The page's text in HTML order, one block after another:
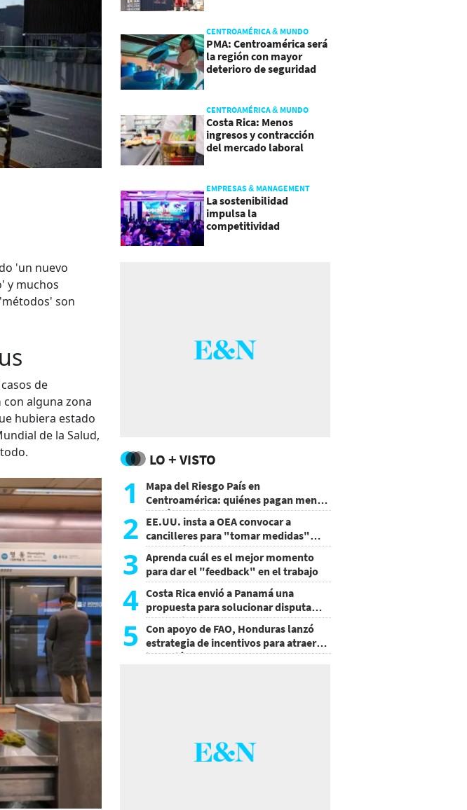
'un nuevo
y muchos
son
de
con alguna zona
hubiera estado
de la Salud,
CENTROAMÉRICA & MUNDO
PMA: Centroamérica será
la región con mayor
deterioro de seguridad
CENTROAMÉRICA & MUNDO
Costa Rica: Menos
ingresos y contracción
del mercado laboral
EMPRESAS & MANAGEMENT
La sostenibilidad
impulsa la
competitividad
LO + VISTO
1
Mapa del Riesgo País en
Centroamérica: quiénes pagan menos
y cuáles mejoraron
2 EE.UU. insta a OEA convocar a
cancilleres para "tomar medidas"
sobre Nicaragua
3 Aprenda cuál es el mejor momento
para dar el "feedback" en el trabajo
4 Costa Rica envió a Panamá una
propuesta para solucionar disputa
comercial
5
Con apoyo de FAO, Honduras lanzó
estrategia de incentivos para atraer
inversión al agro